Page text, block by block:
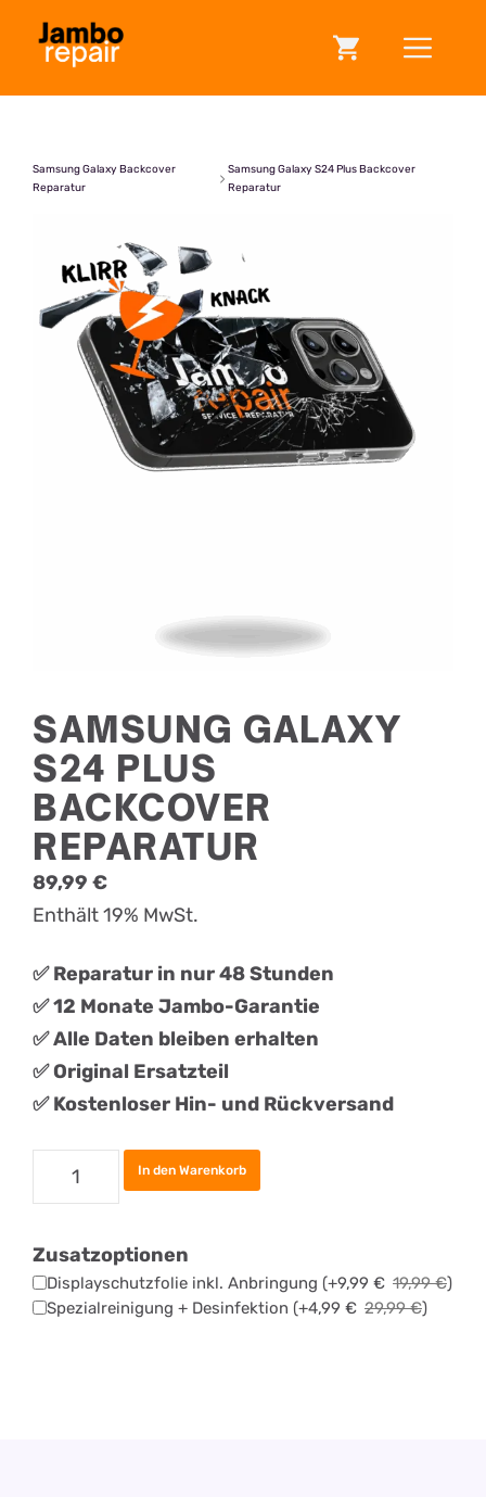
Inhalt
Samsung Galaxy Backcover
Reparatur
Samsung Galaxy S24 Plus Backcover
Reparatur
SAMSUNG GALAXY
S24 PLUS
BACKCOVER
REPARATUR
89,99 €
Enthält 19% MwSt.
✅ Reparatur in nur 48 Stunden
✅ 12 Monate Jambo-Garantie
✅ Alle Daten bleiben erhalten
✅Original Ersatzteil
✅ Kostenloser Hin- und Rückversand
Samsung
Galaxy
Plus
Backcover
In den Warenkorb
Zusatzoptionen
Displayschutzfolie inkl. Anbringung (+9,99 € 19,99€)
Spezialreinigung + Desinfektion (+4,99 € 29,99€)